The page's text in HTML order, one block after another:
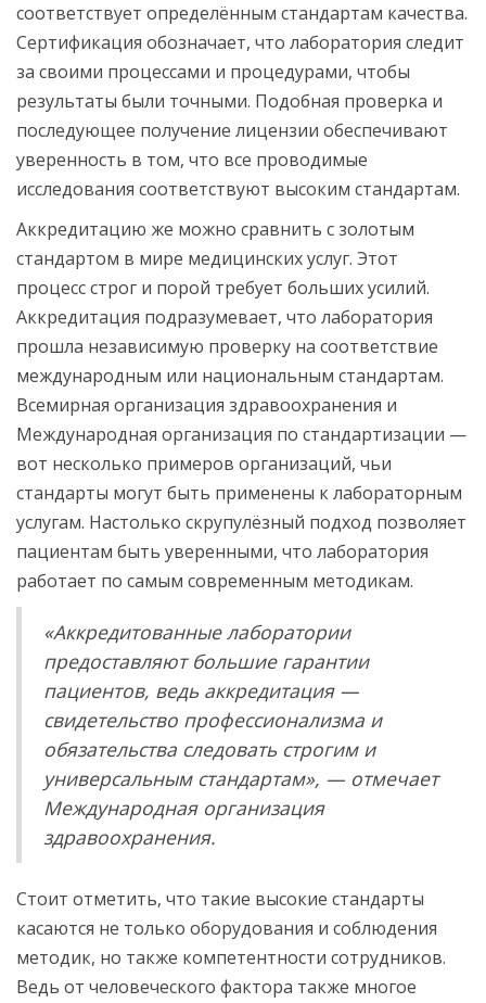
соответствует определённым стандартам качества.
Сертификация обозначает, что лаборатория следит
за своими процессами и процедурами, чтобы
результаты были точными. Подобная проверка и
последующее получение лицензии обеспечивают
уверенность в том, что все проводимые
исследования соответствуют высоким стандартам.
Аккредитацию же можно сравнить с золотым
стандартом в мире медицинских услуг. Этот
процесс строг и порой требует больших усилий.
Аккредитация подразумевает, что лаборатория
прошла независимую проверку на соответствие
международным или национальным стандартам.
Всемирная организация здравоохранения и
Международная организация по стандартизации —
вот несколько примеров организаций, чьи
стандарты могут быть применены к лабораторным
услугам. Настолько скрупулёзный подход позволяет
пациентам быть уверенными, что лаборатория
работает по самым современным методикам.
«Аккредитованные лаборатории
предоставляют большие гарантии
пациентов, ведь аккредитация —
свидетельство профессионализма и
обязательства следовать строгим и
универсальным стандартам», — отмечает
Международная организация
здравоохранения.
Стоит отметить, что такие высокие стандарты
касаются не только оборудования и соблюдения
методик, но также компетентности сотрудников.
Ведь от человеческого фактора также многое